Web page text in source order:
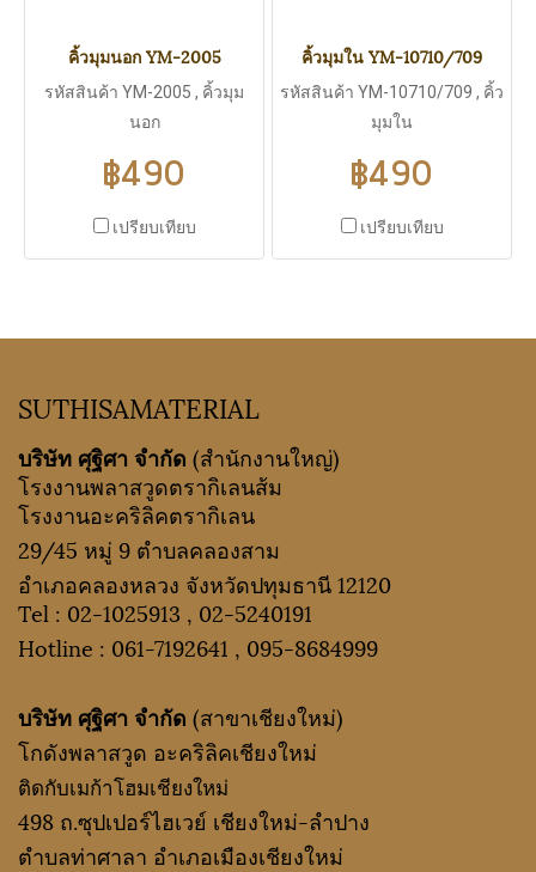
คิ้วมุมนอก YM-2005
รหัสสินค้า YM-2005 , คิ้วมุม
นอก
฿490
เปรียบเทียบ
คิ้วมุมใน YM-10710/709
รหัสสินค้า YM-10710/709 , คิ้ว
มุมใน
฿490
เปรียบเทียบ
SUTHISAMATERIAL
บริษัท ศุฐิศา จำกัด (สำนักงานใหญ่)
โรงงานพลาสวูดตรากิเลนส้ม
โรงงานอะคริลิคตรากิเลน
29/45 หมู่ 9 ตำบลคลองสาม
อำเภอคลองหลวง จังหวัดปทุมธานี 12120
Tel : 02-1025913 , 02-5240191
Hotline : 061-7192641 , 095-8684999
บริษัท ศุฐิศา จำกัด (สาขาเชียงใหม่)
โกดังพลาสวูด อะคริลิคเชียงใหม่
ติดกับเมก้าโฮมเชียงใหม่
498 ถ.ซุปเปอร์ไฮเวย์ เชียงใหม่-ลำปาง
ตำบลท่าศาลา อำเภอเมืองเชียงใหม่